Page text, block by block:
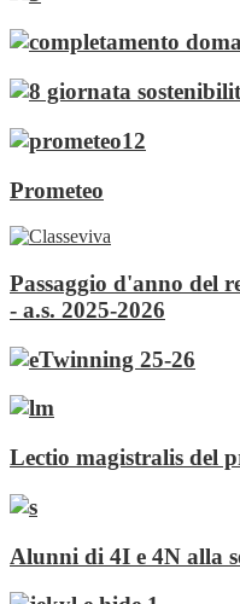
Prometeo
Passaggio d'anno del
- a.s. 2025-2026
Lectio magistralis del
Alunni di 4I e 4N alla